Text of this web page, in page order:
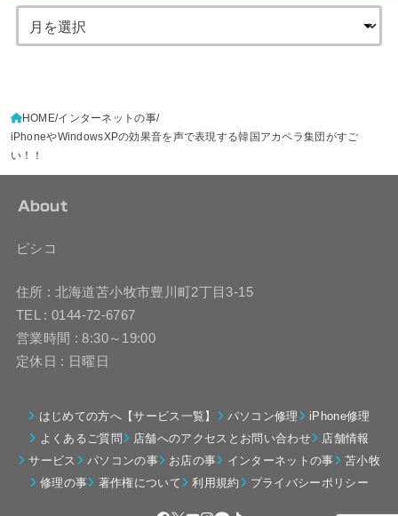
HOME インターネットの事
iPhoneやWindowsXPの効果音を声で表現する韓国アカペラ集団がすご
い！！
About
ピシコ
住所 : 北海道苫小牧市豊川町2丁目3-15
TEL : 0144-72-6767
営業時間 : 8:30～19:00
定休日 : 日曜日
はじめての方へ【サービス一覧】 パソコン修理
iPhone修理
よくあるご質問
店舗へのアクセスとお問い合わせ
店舗情報
サービス
パソコンの事 お店の事 インターネットの事
苫小牧
修理の事
著作権について 利用規約 プライバシーポリシー